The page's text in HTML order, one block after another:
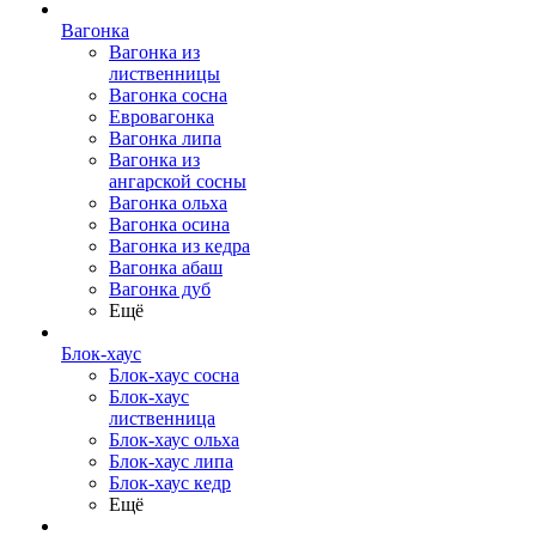
Вагонка
Вагонка из
лиственницы
Вагонка сосна
Евровагонка
Вагонка липа
Вагонка из
ангарской сосны
Вагонка ольха
Вагонка осина
Вагонка из кедра
Вагонка абаш
Вагонка дуб
Ещё
Блок-хаус
Блок-хаус сосна
Блок-хаус
лиственница
Блок-хаус ольха
Блок-хаус липа
Блок-хаус кедр
Ещё